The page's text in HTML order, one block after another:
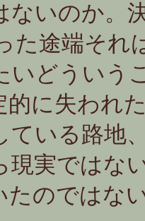
ないのか。
た途端そ
いどういう
的に失われ
ている路地
現実ではな
たのではな